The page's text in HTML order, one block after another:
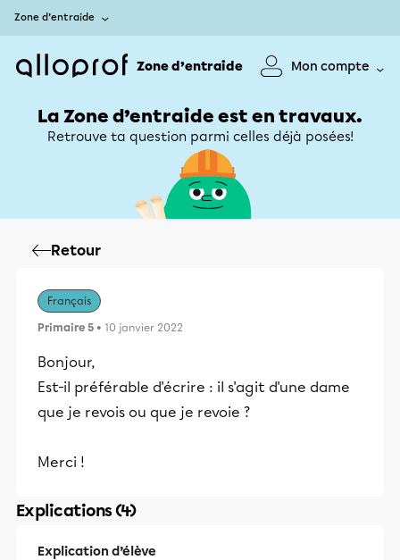
Zone d’entraide
Zone d’entraide Mon compte
La Zone d’entraide est en travaux.
Retrouve ta question parmi celles déjà posées!
Retour
Français
Primaire 5 • 10 janvier 2022
Bonjour,
Est-il préférable d'écrire : il s'agit d'une dame
que je revois ou que je revoie ?
Merci !
Explications (4)
Explication d’élève